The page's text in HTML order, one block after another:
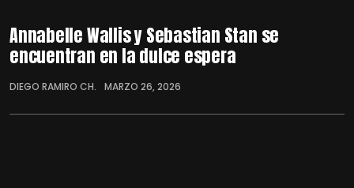
Annabelle Wallis y Sebastian Stan se
encuentran en la dulce espera
DIEGO RAMIRO CH. MARZO 26, 2026